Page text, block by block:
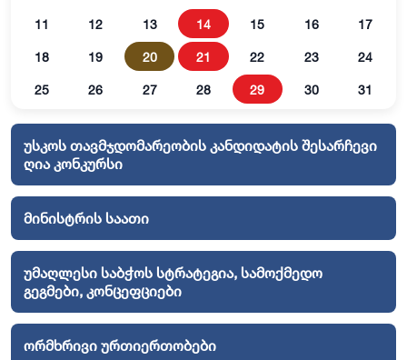
11 12 13 14 15 16 17
18 19 20 21 22 23 24
25 26 27 28 29 30 31
უსკოს თავმჯდომარეობის კანდიდატის შესარჩევი
ღია კონკურსი
მინისტრის საათი
უმაღლესი საბჭოს სტრატეგია, სამოქმედო
გეგმები, კონცეფციები
ორმხრივი ურთიერთობები